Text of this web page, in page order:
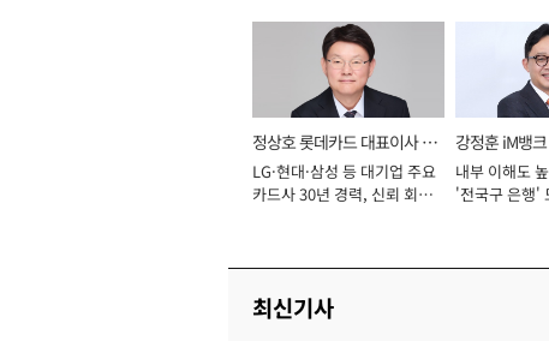
정상호 롯데카드 대표이사 사
장
LG·현대·삼성 등 대기업 주요
카드사 30년 경력, 신뢰 회복
강정훈 iM뱅
내부 이해도
'전국구 은행'
최신기사